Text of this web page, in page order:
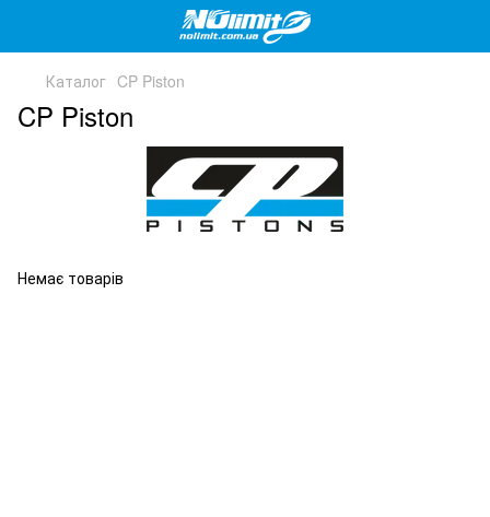
Каталог CP Piston
CP Piston
Немає товарів